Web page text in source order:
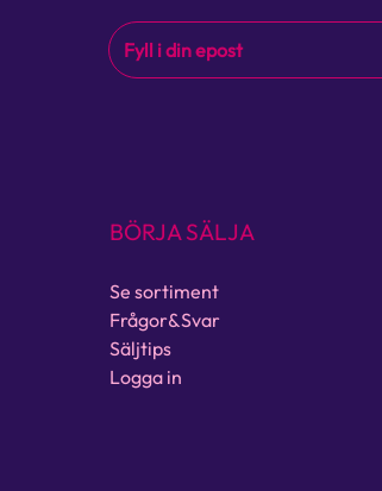
BÖRJA SÄLJA
Se sortiment
Frågor&Svar
Säljtips
Logga in